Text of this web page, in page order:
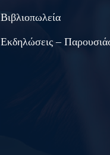
Βιβλιοπωλεία
Εκδηλώσεις –